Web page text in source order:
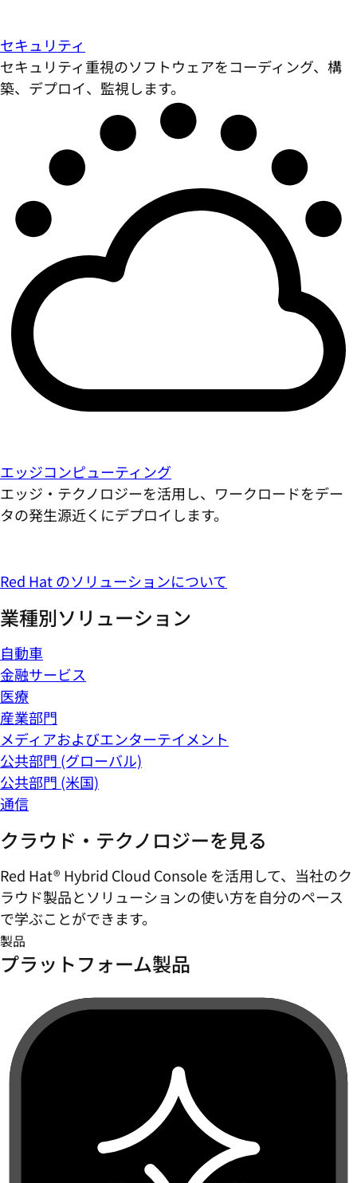
セキュリティ
セキュリティ重視のソフトウェアをコーディング、構
築、デプロイ、監視します。
エッジコンピューティング
エッジ・テクノロジーを活用し、ワークロードをデー
タの発生源近くにデプロイします。
Red Hat のソリューションについて
業種別ソリューション
自動車
金融サービス
医療
産業部門
メディアおよびエンターテイメント
公共部門 (グローバル)
公共部門 (米国)
通信
クラウド・テクノロジーを見る
Red Hat® Hybrid Cloud Console を活用して、当社のク
ラウド製品とソリューションの使い方を自分のペース
で学ぶことができます。
製品
プラットフォーム製品